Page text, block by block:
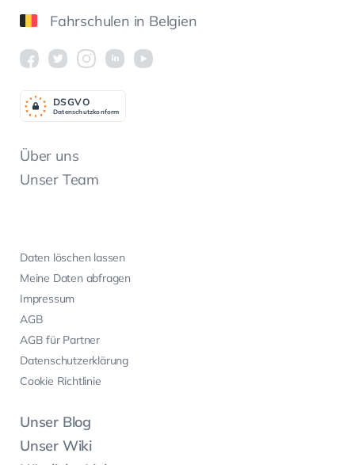
Fahrschulen in Belgien
Über uns
Unser Team
Daten löschen lassen
Meine Daten abfragen
Impressum
AGB
AGB für Partner
Datenschutzerklärung
Cookie Richtlinie
Unser Blog
Unser Wiki
Datenschutzkonform
DSGVO